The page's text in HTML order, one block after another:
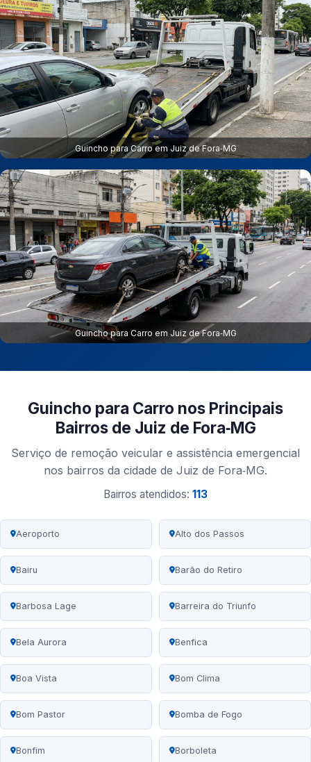
Guincho para Carro em Juiz de Fora‑MG
Guincho para Carro em Juiz de Fora‑MG
Guincho para Carro nos Principais
Bairros de Juiz de Fora‑MG
Serviço de remoção veicular e assistência emergencial
nos bairros da cidade de Juiz de Fora‑MG.
Bairros atendidos: 113
Aeroporto Alto dos Passos
Bairu Barão do Retiro
Barbosa Lage Barreira do Triunfo
Bela Aurora Benfica
Boa Vista Bom Clima
Bom Pastor Bomba de Fogo
Bonfim Borboleta